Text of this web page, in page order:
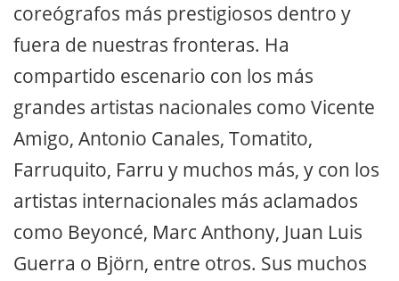
coreógrafos más prestigiosos dentro y
fuera de nuestras fronteras. Ha
compartido escenario con los más
grandes artistas nacionales como Vicente
Amigo, Antonio Canales, Tomatito,
Farruquito, Farru y muchos más, y con los
artistas internacionales más aclamados
como Beyoncé, Marc Anthony, Juan Luis
Guerra o Björn, entre otros. Sus muchos